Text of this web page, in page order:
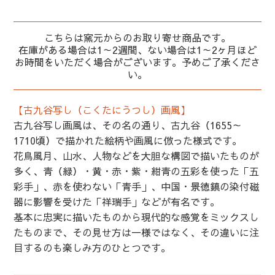
こちらは窯元からのお取り寄せ商品です。
在庫がある場合は1～2週間、ない場合は1～2ヶ月ほど
お時間をいただく場合がございます。予めご了承くださ
い。
【古九谷写し（こくたにうつし）画風】
古九谷写し画風は、その名の通り、古九谷（1655～
1710頃）で描かれた絵柄や画風に倣った様式です。
花鳥風月、山水、人物などを大胆な構図で描いたものが
多く、青（緑）・黄・赤・紫・紺青の五彩を使った「五
彩手」、赤を使わない「青手」、中国・景徳鎮の染付磁
器に影響を受けた「祥瑞手」などが有名です。
基本に忠実に描いたものから現代的な感覚をミックスし
たものまで、その見せ方は一様ではなく、その違いに注
目するのも楽しみ方のひとつです。